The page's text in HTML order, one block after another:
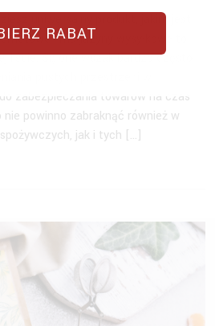
uniwersalny produkt, jakim jest
i magazyny wysyłkowe to
liście. Są one wszak bardzo często
pustych przestrzeni w
zabezpieczania towarów na czas
powinno zabraknąć również w
jak i tych […]
RABAT